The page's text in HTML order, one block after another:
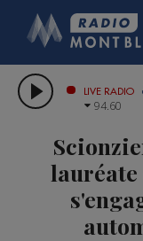
LES
GRAND
LIVE RADIO
94.60
lauréate